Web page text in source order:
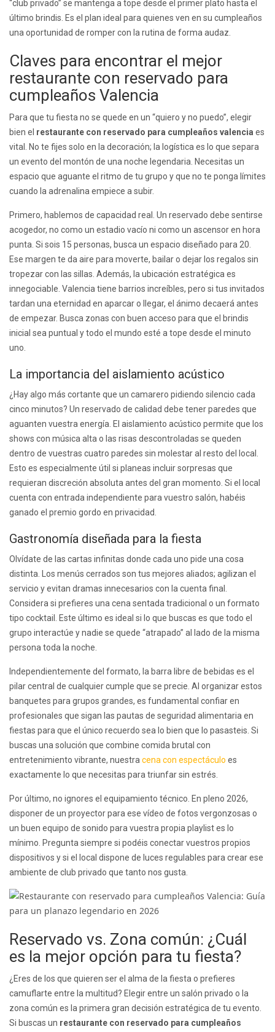
“club privado” se mantenga a tope desde el primer plato hasta el
último brindis. Es el plan ideal para quienes ven en su cumpleaños
una oportunidad de romper con la rutina de forma audaz.
Claves para encontrar el mejor
restaurante con reservado para
cumpleaños Valencia
Para que tu fiesta no se quede en un “quiero y no puedo”, elegir
bien el restaurante con reservado para cumpleaños valencia es
vital. No te fijes solo en la decoración; la logística es lo que separa
un evento del montón de una noche legendaria. Necesitas un
espacio que aguante el ritmo de tu grupo y que no te ponga límites
cuando la adrenalina empiece a subir.
Primero, hablemos de capacidad real. Un reservado debe sentirse
acogedor, no como un estadio vacío ni como un ascensor en hora
punta. Si sois 15 personas, busca un espacio diseñado para 20.
Ese margen te da aire para moverte, bailar o dejar los regalos sin
tropezar con las sillas. Además, la ubicación estratégica es
innegociable. Valencia tiene barrios increíbles, pero si tus invitados
tardan una eternidad en aparcar o llegar, el ánimo decaerá antes
de empezar. Busca zonas con buen acceso para que el brindis
inicial sea puntual y todo el mundo esté a tope desde el minuto
uno.
La importancia del aislamiento acústico
¿Hay algo más cortante que un camarero pidiendo silencio cada
cinco minutos? Un reservado de calidad debe tener paredes que
aguanten vuestra energía. El aislamiento acústico permite que los
shows con música alta o las risas descontroladas se queden
dentro de vuestras cuatro paredes sin molestar al resto del local.
Esto es especialmente útil si planeas incluir sorpresas que
requieran discreción absoluta antes del gran momento. Si el local
cuenta con entrada independiente para vuestro salón, habéis
ganado el premio gordo en privacidad.
Gastronomía diseñada para la fiesta
Olvídate de las cartas infinitas donde cada uno pide una cosa
distinta. Los menús cerrados son tus mejores aliados; agilizan el
servicio y evitan dramas innecesarios con la cuenta final.
Considera si prefieres una cena sentada tradicional o un formato
tipo cocktail. Este último es ideal si lo que buscas es que todo el
grupo interactúe y nadie se quede “atrapado” al lado de la misma
persona toda la noche.
Independientemente del formato, la barra libre de bebidas es el
pilar central de cualquier cumple que se precie. Al organizar estos
banquetes para grupos grandes, es fundamental confiar en
profesionales que sigan las pautas de seguridad alimentaria en
fiestas para que el único recuerdo sea lo bien que lo pasasteis. Si
buscas una solución que combine comida brutal con
entretenimiento vibrante, nuestra cena con espectáculo es
exactamente lo que necesitas para triunfar sin estrés.
Por último, no ignores el equipamiento técnico. En pleno 2026,
disponer de un proyector para ese vídeo de fotos vergonzosas o
un buen equipo de sonido para vuestra propia playlist es lo
mínimo. Pregunta siempre si podéis conectar vuestros propios
dispositivos y si el local dispone de luces regulables para crear ese
ambiente de club privado que tanto nos gusta.
Reservado vs. Zona común: ¿Cuál
es la mejor opción para tu fiesta?
¿Eres de los que quieren ser el alma de la fiesta o prefieres
camuflarte entre la multitud? Elegir entre un salón privado o la
zona común es la primera gran decisión estratégica de tu evento.
Si buscas un restaurante con reservado para cumpleaños